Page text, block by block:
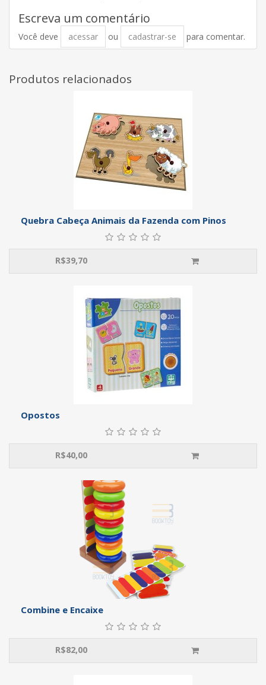
Escreva um comentário
Você deve acessar ou cadastrar-se para comentar.
Produtos relacionados
Quebra Cabeça Animais da Fazenda com Pinos
R$39,70
Opostos
R$40,00
Combine e Encaixe
R$82,00